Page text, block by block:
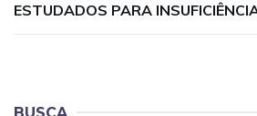
ESTUDADOS PARA